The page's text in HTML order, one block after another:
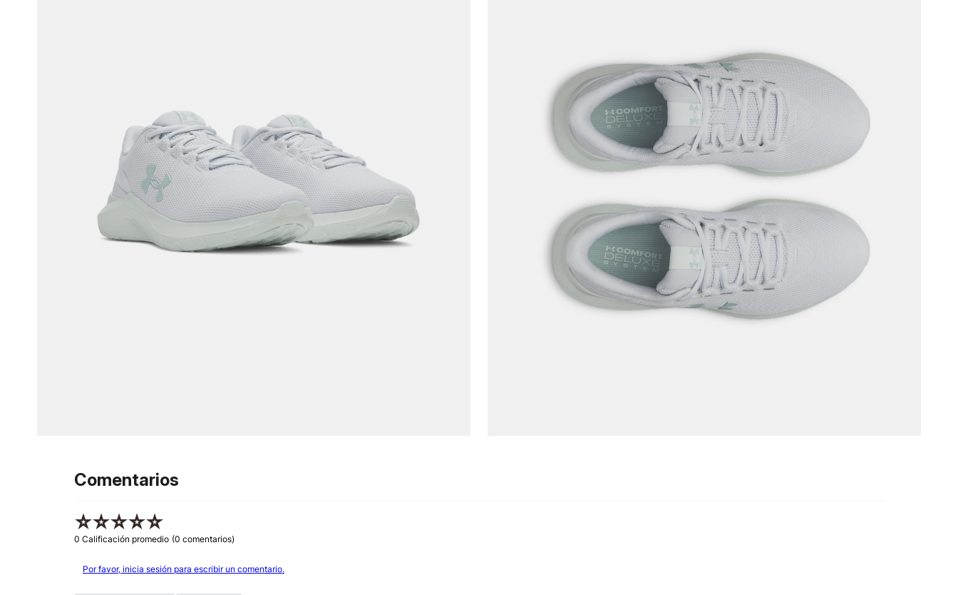
Comentarios
☆☆☆☆☆
0 Calificación promedio (0 comentarios)
Por favor, inicia sesión para escribir un comentario.